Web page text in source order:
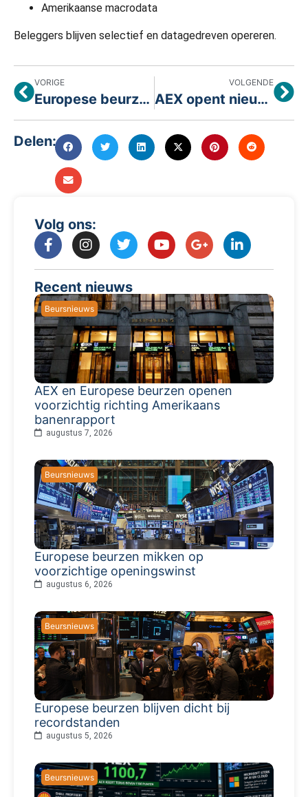
Amerikaanse macrodata
Beleggers blijven selectief en datagedreven opereren.
VORIGE
Europese beurzen tonen veerkracht ondanks geopolitieke spanningen
VOLGENDE
AEX opent nieuwe maand sterk door optimisme rond geopolitiek
Delen:
Volg ons:
Recent nieuws
Beursnieuws
AEX en Europese beurzen openen
voorzichtig richting Amerikaans
banenrapport
augustus 7, 2026
Beursnieuws
Europese beurzen mikken op
voorzichtige openingswinst
augustus 6, 2026
Beursnieuws
Europese beurzen blijven dicht bij
recordstanden
augustus 5, 2026
Beursnieuws